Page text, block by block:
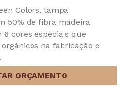
Colors, tampa
50% de fibra madeira
6 cores especiais que
na fabricação e
ORÇAMENTO